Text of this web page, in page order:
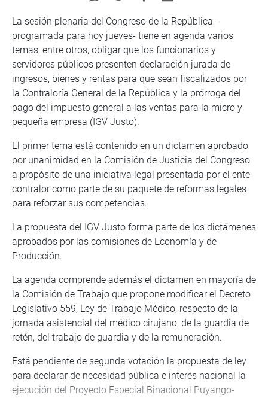
La sesión plenaria del Congreso de la República -
programada para hoy jueves- tiene en agenda varios
temas, entre otros, obligar que los funcionarios y
servidores públicos presenten declaración jurada de
ingresos, bienes y rentas para que sean fiscalizados por
la Contraloría General de la República y la prórroga del
pago del impuesto general a las ventas para la micro y
pequeña empresa (IGV Justo).
El primer tema está contenido en un dictamen aprobado
por unanimidad en la Comisión de Justicia del Congreso
a propósito de una iniciativa legal presentada por el ente
contralor como parte de su paquete de reformas legales
para reforzar sus competencias.
La propuesta del IGV Justo forma parte de los dictámenes
aprobados por las comisiones de Economía y de
Producción.
La agenda comprende además el dictamen en mayoría de
la Comisión de Trabajo que propone modificar el Decreto
Legislativo 559, Ley de Trabajo Médico, respecto de la
jornada asistencial del médico cirujano, de la guardia de
retén, del trabajo de guardia y de la remuneración.
Está pendiente de segunda votación la propuesta de ley
para declarar de necesidad pública e interés nacional la
ejecución del Proyecto Especial Binacional Puyango-